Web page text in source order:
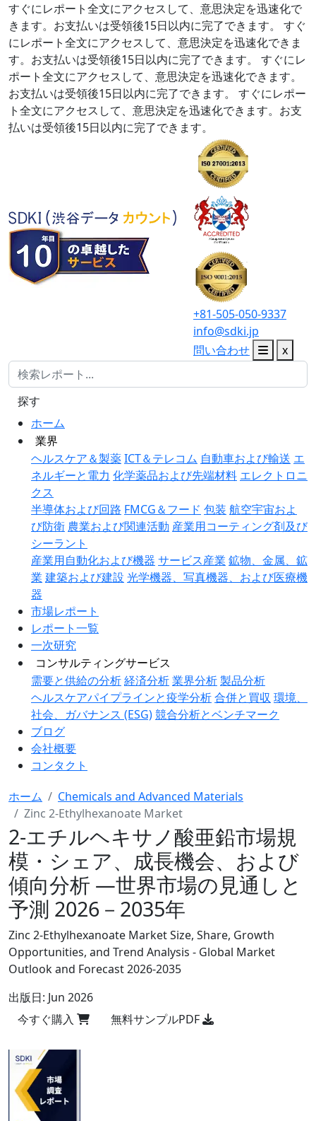
すぐにレポート全文にアクセスして、意思決定を迅速化で
きます。お支払いは受領後15日以内に完了できます。
すぐ
にレポート全文にアクセスして、意思決定を迅速化できま
す。お支払いは受領後15日以内に完了できます。
すぐにレ
ポート全文にアクセスして、意思決定を迅速化できます。
お支払いは受領後15日以内に完了できます。
すぐにレポー
ト全文にアクセスして、意思決定を迅速化できます。お支
払いは受領後15日以内に完了できます。
+81-505-050-9337
info@sdki.jp
問い合わせ
x
ホーム
業界
ヘルスケア＆製薬ICT＆テレコム 自動車および輸送 エ
ネルギーと電力 化学薬品および先端材料 エレクトロニ
クス
半導体および回路 FMCG＆フード 包装 航空宇宙およ
び防衛 農業および関連活動 産業用コーティング剤及び
シーラント
産業用自動化および機器 サービス産業 鉱物、金属、鉱
業 建築および建設 光学機器、写真機器、および医療機
器
市場レポート
レポート一覧
一次研究
コンサルティングサービス
需要と供給の分析経済分析業界分析製品分析
ヘルスケアパイプラインと疫学分析合併と買収 環境、
社会、ガバナンス (ESG)競合分析とベンチマーク
ブログ
会社概要
コンタクト
探す
ホーム
Chemicals and Advanced Materials
Zinc 2-Ethylhexanoate Market
2-エチルヘキサノ酸亜鉛市場規
模・シェア、成長機会、および
傾向分析 ―世界市場の見通しと
予測 2026－2035年
Zinc 2-Ethylhexanoate Market Size, Share, Growth
Opportunities, and Trend Analysis - Global Market
Outlook and Forecast 2026-2035
出版日: Jun 2026
今すぐ購入
無料サンプルPDF